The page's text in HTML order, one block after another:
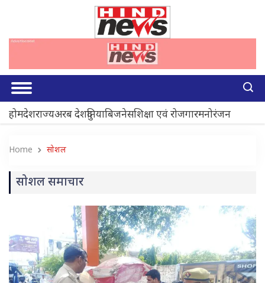
होमदेशराज्यअरब देशदुनियाबिजनेसशिक्षा एवं रोजगारमनोरंजन
Home सोशल
सोशल समाचार